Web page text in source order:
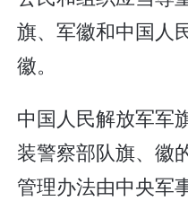
旗、军徽和中国人
徽。
中国人民解放军军
装警察部队旗、徽
管理办法由中央军